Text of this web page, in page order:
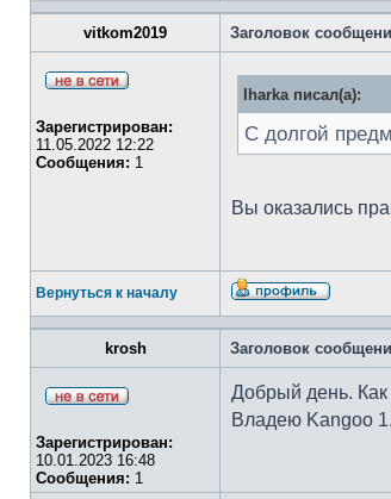
vitkom2019 Заголовок
Зарегистрирован:
11.05.2022 12:22
Сообщения: 1
Iharka писал(а):
С долгой
Вы оказались
Вернуться к началу
krosh Заголовок
Зарегистрирован:
10.01.2023 16:48
Сообщения: 1
Добрый день. Как
Владею Kangoo